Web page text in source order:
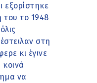
εξορίστηκε
το 1948
στη
κι έγινε
να